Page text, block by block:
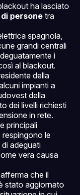
ha lasciato
personetra
spagnola,
grandi centrali
i
al blackout.
della
impianti a
della
dei livelli richiesti
in rete.
principali
, respingono le
adeguati
vera causa
, afferma che il
stato aggiornato